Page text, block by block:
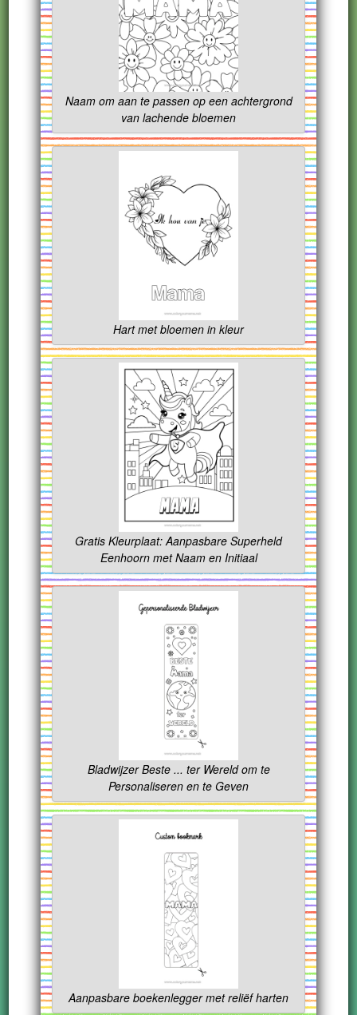
Naam om aan te passen op een achtergrond
van lachende bloemen
Hart met bloemen in kleur
Gratis Kleurplaat: Aanpasbare Superheld
Eenhoorn met Naam en Initiaal
Bladwijzer Beste ... ter Wereld om te
Personaliseren en te Geven
Aanpasbare boekenlegger met reliëf harten